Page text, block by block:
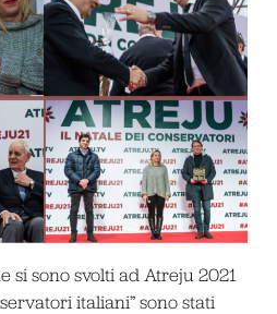
si sono svolti ad Atreju 2021
italiani” sono stati